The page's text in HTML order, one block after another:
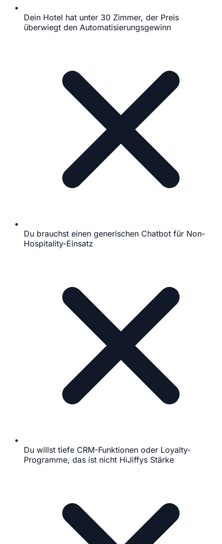
Dein Hotel hat unter 30 Zimmer, der Preis
überwiegt den Automatisierungsgewinn
Du brauchst einen generischen Chatbot für Non-
Hospitality-Einsatz
Du willst tiefe CRM-Funktionen oder Loyalty-
Programme, das ist nicht HiJiffys Stärke